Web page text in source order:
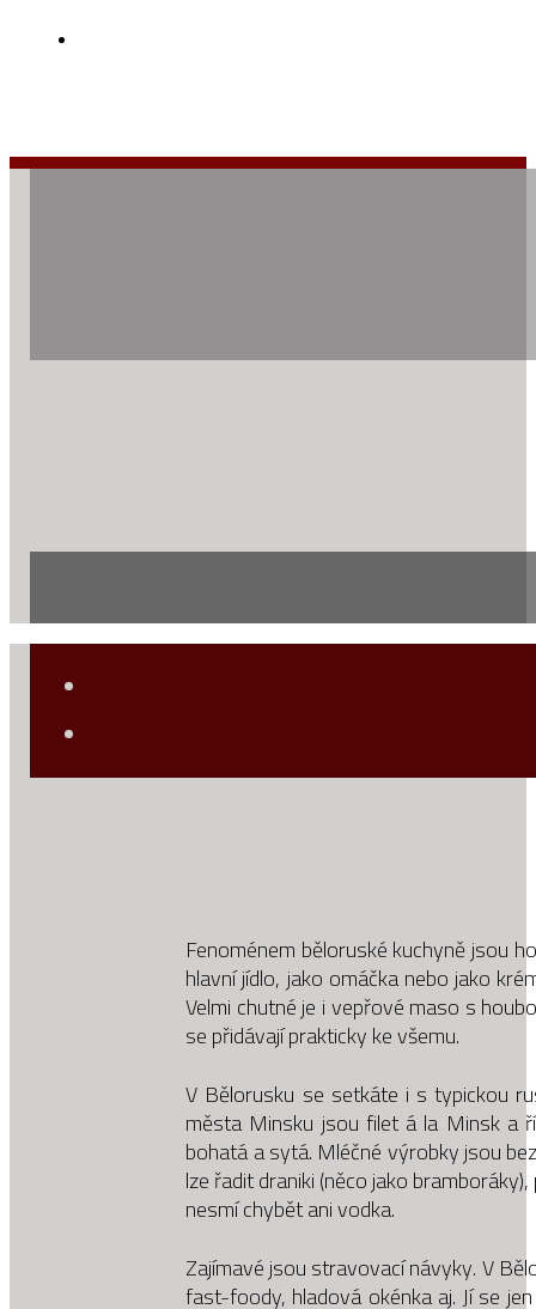
Fenoménem běloruské kuchyně jsou
hlavní jídlo, jako omáčka nebo jako
Velmi chutné je i vepřové maso s
se přidávají prakticky ke všemu.
V Bělorusku se setkáte i s typickou
města Minsku jsou filet á la Minsk a
bohatá a sytá. Mléčné výrobky jsou
lze řadit draniki (něco jako
nesmí chybět ani vodka.
Zajímavé jsou stravovací návyky. V
fast-foody, hladová okénka aj. Jí se